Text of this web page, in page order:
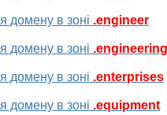
домену в зоні .engineer
домену в зоні .engineering
домену в зоні .enterprises
домену в зоні .equipment